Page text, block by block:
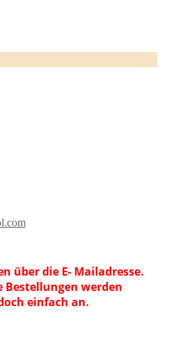
über die E- Mailadresse.
werden
einfach an.